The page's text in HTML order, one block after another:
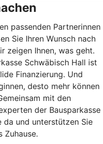
passenden Partnerinnen
Sie Ihren Wunsch nach
zeigen Ihnen, was geht.
Schwäbisch Hall ist
Finanzierung. Und
desto mehr können
mit den
der Bausparkasse
da und unterstützen Sie
Zuhause.